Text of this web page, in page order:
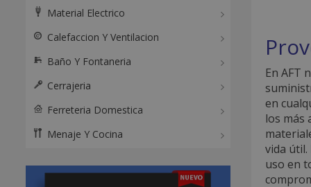
En AFT
en
los más
vida
uso en
Material Electrico
Calefaccion Y Ventilacion
Baño Y Fontaneria
Cerrajeria
Ferreteria Domestica
Menaje Y Cocina